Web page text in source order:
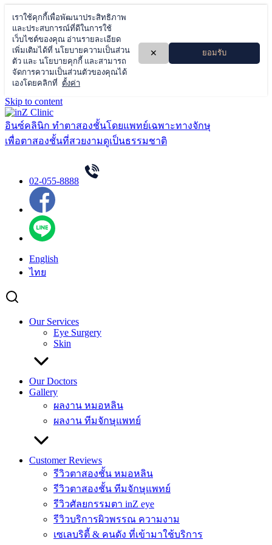
Skip to content
อินซ์คลินิก ทำตาสองชั้นโดยแพทย์เฉพาะทางจักษุ
เพื่อตาสองชั้นที่สวยงามดูเป็นธรรมชาติ
02-055-8888
English
ไทย
Our Services
Eye Surgery
Skin
Our Doctors
Gallery
ผลงาน หมอหลิน
ผลงาน ทีมจักษุแพทย์
Customer Reviews
รีวิวตาสองชั้น หมอหลิน
รีวิวตาสองชั้น ทีมจักษุแพทย์
รีวิวศัลยกรรมตา inZ eye
รีวิวบริการผิวพรรณ ความงาม
เซเลบริตี้ & คนดัง ที่เข้ามาใช้บริการ